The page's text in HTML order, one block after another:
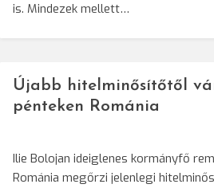
is. Mindezek mellett…
Újabb hitelminősítőtől
pénteken Románia
Ilie Bolojan ideiglenes kormányfő
Románia megőrzi jelenlegi